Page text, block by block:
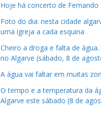
Hoje há concerto de
Foto do dia: nesta cidade
uma igreja a cada esquina
Cheiro a droga e falta de
no Algarve (sábado, 8 de
A água vai faltar em muitas
O tempo e a temperatura da
Algarve este sábado (8 de